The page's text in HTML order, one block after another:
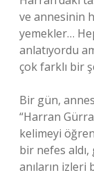
ve annesinin
yemekler…
anlatıyordu
çok farklı bir
Bir gün,
“Harran
kelimeyi
bir nefes
anıların izleri